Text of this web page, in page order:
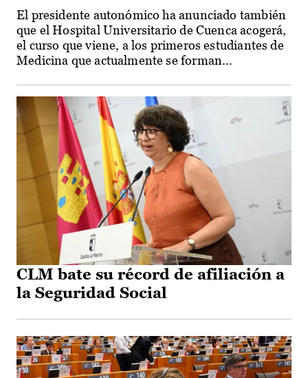
El presidente autonómico ha anunciado también
que el Hospital Universitario de Cuenca acogerá,
el curso que viene, a los primeros estudiantes de
Medicina que actualmente se forman...
CLM bate su récord de afiliación a
la Seguridad Social